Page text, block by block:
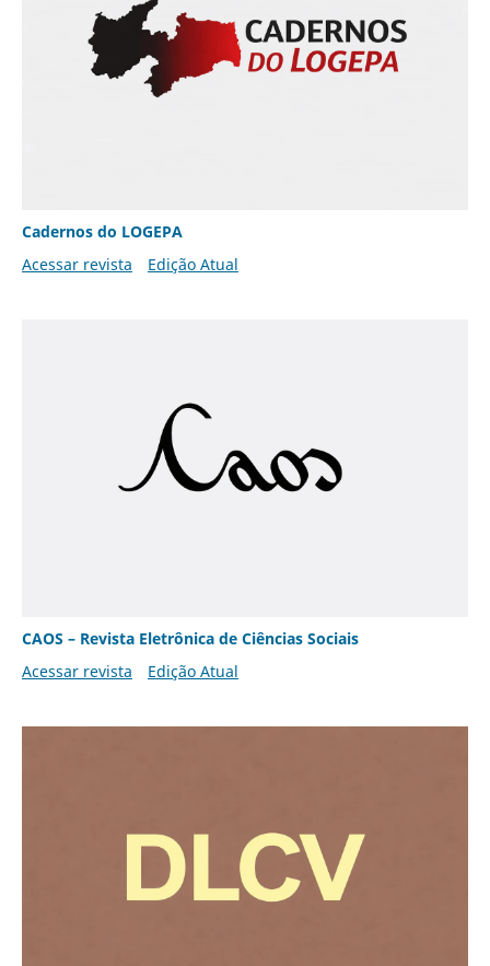
Cadernos do LOGEPA
Acessar revista
Edição Atual
CAOS – Revista Eletrônica de Ciências Sociais
Acessar revista
Edição Atual